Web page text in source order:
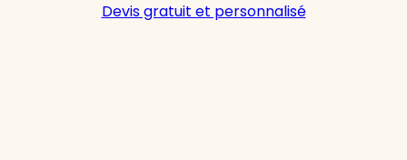
Devis gratuit et personnalisé